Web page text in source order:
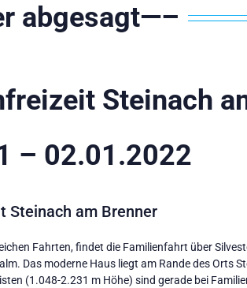
abgesagt—–
Steinach
– 02.01.2022
Steinach am Brenner
Fahrten, findet die Familienfahrt über
Das moderne Haus liegt am Rande des Orts
(1.048-2.231 m Höhe) sind gerade bei